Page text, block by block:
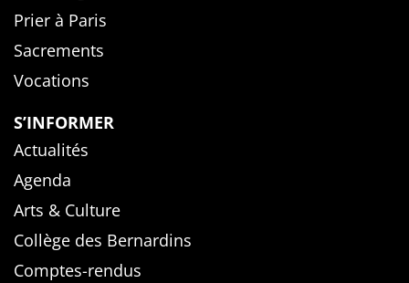
Prier à Paris
Sacrements
Vocations
S’INFORMER
Actualités
Agenda
Arts & Culture
Collège des Bernardins
Comptes-rendus